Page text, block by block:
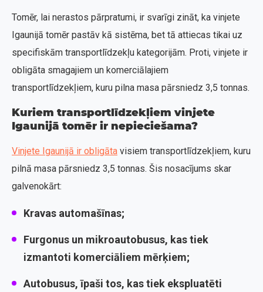
Tomēr, lai nerastos pārpratumi, ir svarīgi zināt, ka vinjete
Igaunijā tomēr pastāv kā sistēma, bet tā attiecas tikai uz
specifiskām transportlīdzekļu kategorijām. Proti, vinjete ir
obligāta smagajiem un komerciālajiem
transportlīdzekļiem, kuru pilna masa pārsniedz 3,5 tonnas.
Kuriem transportlīdzekļiem vinjete
Igaunijā tomēr ir nepieciešama?
Vinjete Igaunijā ir obligāta visiem transportlīdzekļiem, kuru
pilnā masa pārsniedz 3,5 tonnas. Šis nosacījums skar
galvenokārt:
Kravas automašīnas;
Furgonus un mikroautobusus, kas tiek
izmantoti komerciāliem mērķiem;
Autobusus, īpaši tos, kas tiek ekspluatēti